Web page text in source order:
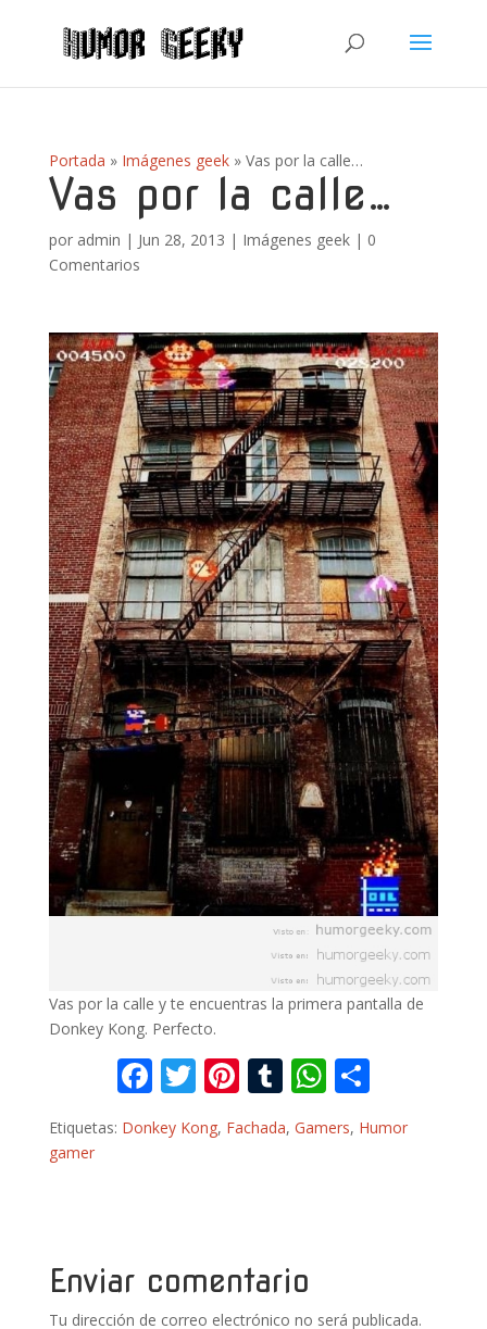
Portada » Imágenes geek» Vas por la calle…
Vas por la calle…
por admin | Jun 28, 2013 | Imágenes geek| 0
Comentarios
Vas por la calle y te encuentras la primera pantalla de
Donkey Kong. Perfecto.
F
ac
e
k
T
itt
Pi
nt
er
T
u
m
W
at m
Etiquetas: Donkey Kong, Fachada, Gamers, Humor
gamer
Enviar comentario
Tu dirección de correo electrónico no será publicada.